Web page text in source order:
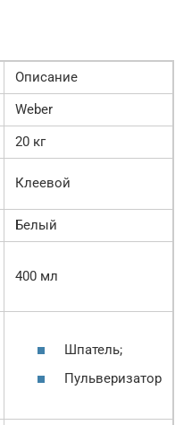
Описание
Weber
20 кг
Клеевой
Белый
400 мл
Шпатель;
Пульверизатор